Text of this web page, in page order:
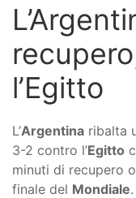
l’Egitto
L’Argentina ribalta
3-2 contro l’Egitto
minuti di recupero
finale del Mondiale.